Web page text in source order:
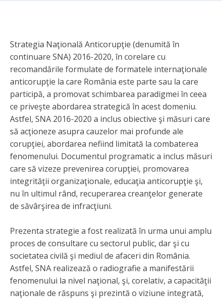
Strategia Naţională Anticorupţie (denumită în
continuare SNA) 2016-2020, în corelare cu
recomandările formulate de formatele internaţionale
anticorupţie la care România este parte sau la care
participă, a promovat schimbarea paradigmei în ceea
ce priveşte abordarea strategică în acest domeniu.
Astfel, SNA 2016-2020 a inclus obiective şi măsuri care
să acţioneze asupra cauzelor mai profunde ale
corupţiei, abordarea nefiind limitată la combaterea
fenomenului. Documentul programatic a inclus măsuri
care să vizeze prevenirea corupţiei, promovarea
integrităţii organizaţionale, educaţia anticorupţie şi,
nu în ultimul rând, recuperarea creanţelor generate
de săvârşirea de infracţiuni.
Prezenta strategie a fost realizată în urma unui amplu
proces de consultare cu sectorul public, dar şi cu
societatea civilă şi mediul de afaceri din România.
Astfel, SNA realizează o radiografie a manifestării
fenomenului la nivel naţional, şi, corelativ, a capacităţii
naţionale de răspuns şi prezintă o viziune integrată,